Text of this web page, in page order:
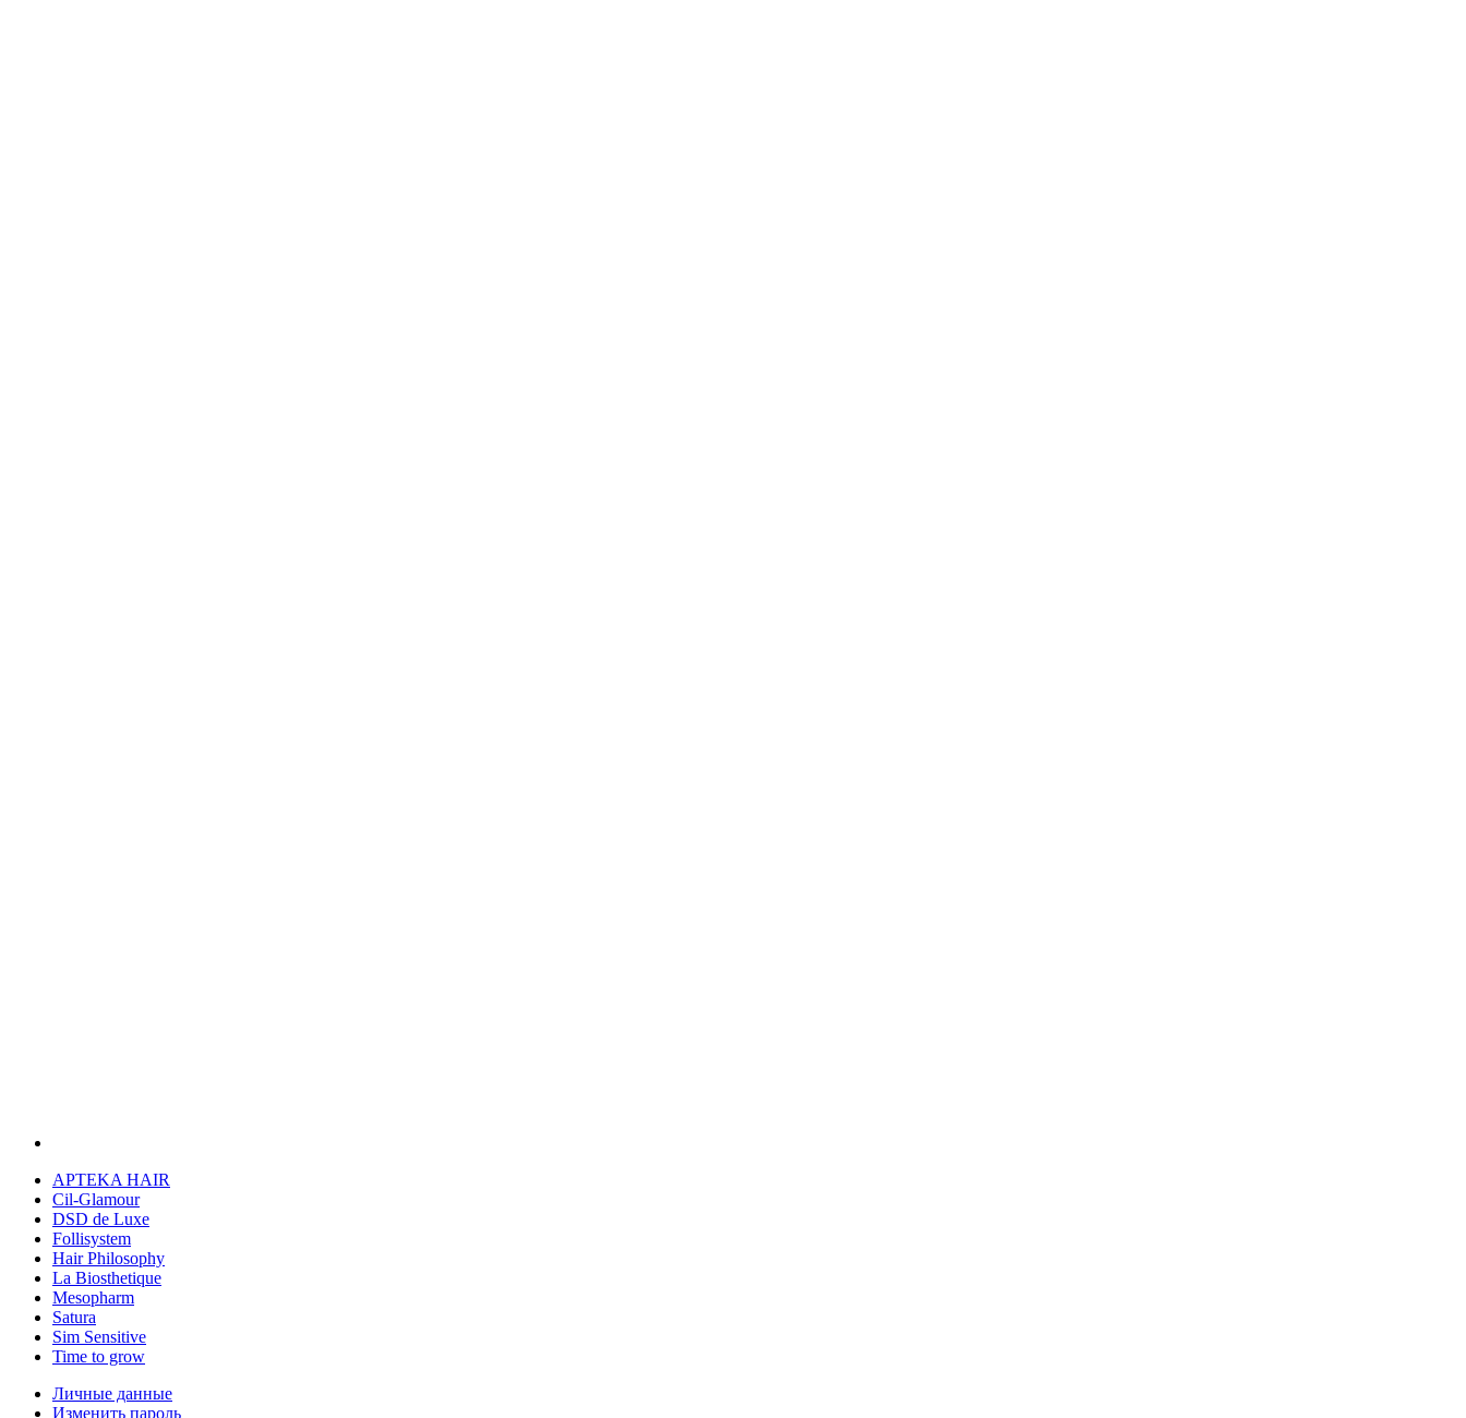
APTEKA HAIR
Cil-Glamour
DSD de Luxe
Follisystem
Hair Philosophy
La Biosthetique
Mesopharm
Satura
Sim Sensitive
Time to grow
Личные данные
Изменить пароль